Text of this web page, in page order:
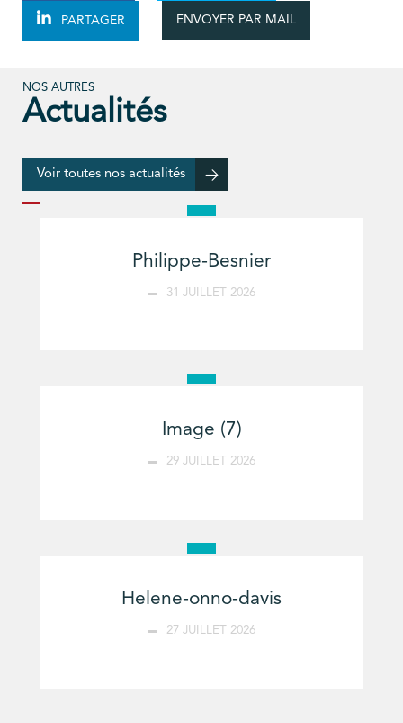
PARTAGER ENVOYER PAR MAIL
NOS AUTRES
Actualités
Voir toutes nos actualités
Philippe-Besnier
31 JUILLET 2026
Image (7)
29 JUILLET 2026
Helene-onno-davis
27 JUILLET 2026